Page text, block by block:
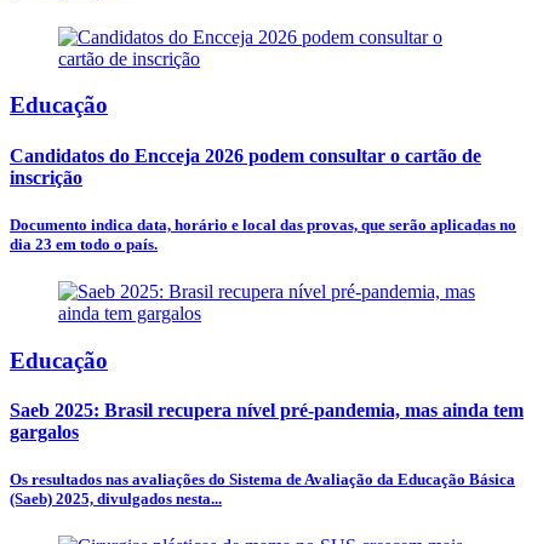
Educação
Candidatos do Encceja 2026 podem consultar o cartão de
inscrição
Documento indica data, horário e local das provas, que serão aplicadas no
dia 23 em todo o país.
Educação
Saeb 2025: Brasil recupera nível pré-pandemia, mas ainda tem
gargalos
Os resultados nas avaliações do Sistema de Avaliação da Educação Básica
(Saeb) 2025, divulgados nesta...